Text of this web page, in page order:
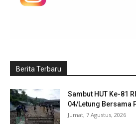
Berita Terbaru
Sambut HUT Ke-81
04/Letung Bersama
Jumat, 7 Agustus, 2026